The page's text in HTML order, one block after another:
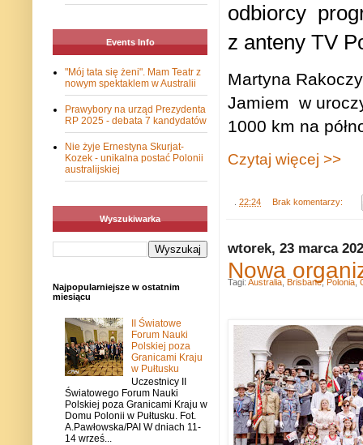
odbiorcy
z anteny TV
Martyna
Jamiem w
1000 km na
Czytaj więcej >>
22:24 Brak komentarzy:
wtorek, 23 marca
Nowa
Tagi: Australia Brisbane, Polonia
Events Info
"Mój tata się żeni". Mam Teatr z
nowym spektaklem w Australii
Prawybory na urząd Prezydenta
RP 2025 - debata 7 kandydatów
Nie żyje Ernestyna Skurjat-
Kozek - unikalna postać Polonii
australijskiej
Wyszukiwarka
Najpopularniejsze w ostatnim
miesiącu
II Światowe
Forum Nauki
Polskiej poza
Granicami Kraju
w Pułtusku
Uczestnicy II
Światowego Forum Nauki
Polskiej poza Granicami Kraju w
Domu Polonii w Pułtusku. Fot.
A.Pawłowska/PAI W dniach 11-
14 wrześ...